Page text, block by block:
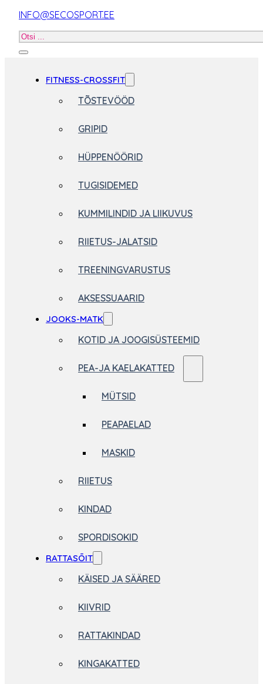
INFO@SECOSPORT.EE
Otsi
FITNESS-CROSSFIT
TÕSTEVÖÖD
GRIPID
HÜPPENÖÖRID
TUGISIDEMED
KUMMILINDID JA LIIKUVUS
RIIETUS-JALATSID
TREENINGVARUSTUS
AKSESSUAARID
JOOKS-MATK
KOTID JA JOOGISÜSTEEMID
PEA-JA KAELAKATTED
MÜTSID
PEAPAELAD
MASKID
RIIETUS
KINDAD
SPORDISOKID
RATTASÕIT
KÄISED JA SÄÄRED
KIIVRID
RATTAKINDAD
KINGAKATTED